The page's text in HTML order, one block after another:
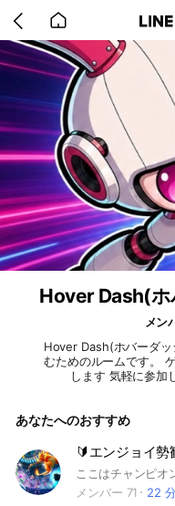
back
to
home
Hover Dash(ホ
メン
Hover Dash(ホバーダ
むためのルームです。
します 気軽に参
あなたへのおすすめ
🔰エンジョイ勢
メンバー 71
22